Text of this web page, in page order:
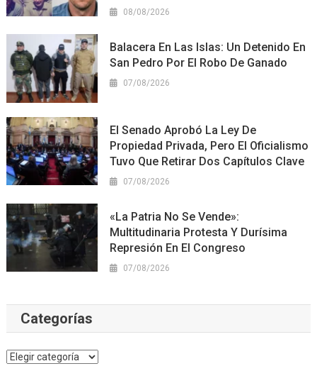
08/08/2026
Balacera En Las Islas: Un Detenido En
San Pedro Por El Robo De Ganado
07/08/2026
El Senado Aprobó La Ley De
Propiedad Privada, Pero El Oficialismo
Tuvo Que Retirar Dos Capítulos Clave
07/08/2026
«La Patria No Se Vende»:
Multitudinaria Protesta Y Durísima
Represión En El Congreso
07/08/2026
Categorías
Categorías